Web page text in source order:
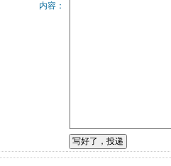
内容：